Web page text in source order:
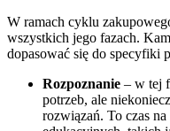
W ramach cyklu
wszystkich jego fazach.
dopasować się do specyfiki
Rozpoznanie – w tej
potrzeb, ale
rozwiązań. To czas